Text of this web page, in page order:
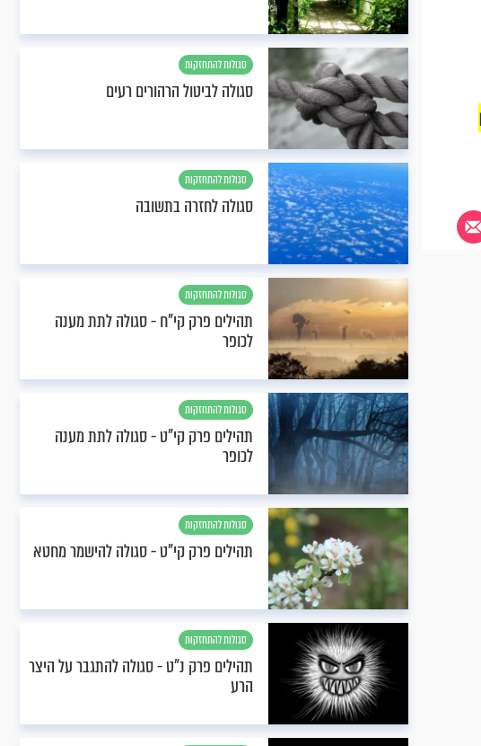
סגולות להתחזקות
סגולה לביטול הרהורים רעים
סגולות להתחזקות
סגולה לחזרה בתשובה
סגולות להתחזקות
תהילים פרק קי"ח - סגולה לתת מענה
לכופר
סגולות להתחזקות
תהילים פרק קי"ט - סגולה לתת מענה
לכופר
סגולות להתחזקות
תהילים פרק קי"ט - סגולה להישמר מחטא
סגולות להתחזקות
תהילים פרק נ"ט - סגולה להתגבר על היצר
הרע